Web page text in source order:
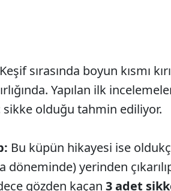
Keşif sırasında boyun kısmı
Yapılan ilk
sikke olduğu tahmin ediliyor.
Bu küpün hikayesi ise
döneminde) yerinden
gözden kaçan 3 adet